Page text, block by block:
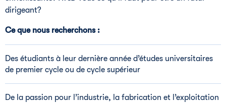
dirigeant?
Ce que nous recherchons :
Des étudiants à leur dernière année d’études universitaires
de premier cycle ou de cycle supérieur
De la passion pour l’industrie, la fabrication et l’exploitation